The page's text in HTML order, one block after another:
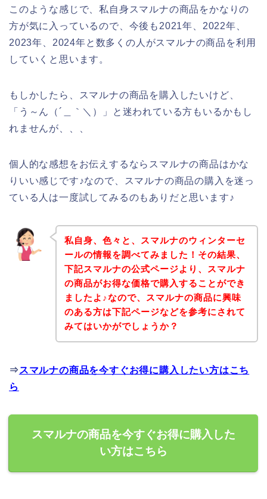
このような感じで、私自身スマルナの商品をかなりの
方が気に入っているので、今後も2021年、2022年、
2023年、2024年と数多くの人がスマルナの商品を利用
していくと思います。
もしかしたら、スマルナの商品を購入したいけど、
「う～ん（´＿｀＼）」と迷われている方もいるかもし
れませんが、、、
個人的な感想をお伝えするならスマルナの商品はかな
りいい感じです♪なので、スマルナの商品の購入を迷っ
ている人は一度試してみるのもありだと思います♪
私自身、色々と、スマルナのウィンターセ
ールの情報を調べてみました！その結果、
下記スマルナの公式ページより、スマルナ
の商品がお得な価格で購入することができ
ましたよ♪なので、スマルナの商品に興味
のある方は下記ページなどを参考にされて
みてはいかがでしょうか？
⇒ スマルナの商品を今すぐお得に購入したい方はこち
ら
スマルナの商品を今すぐお得に購入した
い方はこちら